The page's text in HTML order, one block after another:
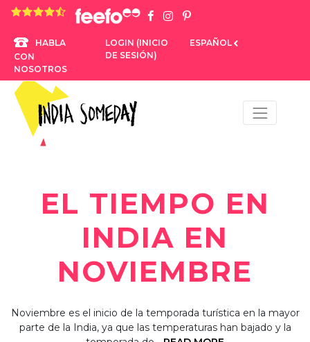
4,8 rating based on 1.234 ratings
HABLA
CON
NOSOTROS
LOGIN (INICIO
DE SESIÓN)
ESPAÑOL
EL TIEMPO EN
INDIA EN
NOVIEMBRE
Noviembre es el inicio de la temporada turística en la mayor
parte de la India, ya que las temperaturas han bajado y la